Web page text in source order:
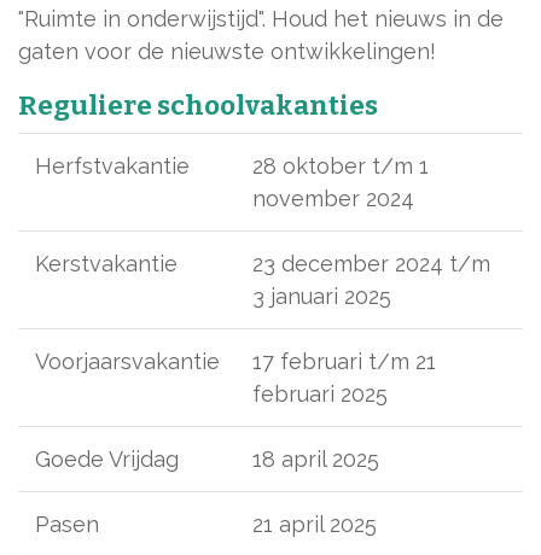
"Ruimte in onderwijstijd". Houd het nieuws in de
gaten voor de nieuwste ontwikkelingen!
Reguliere schoolvakanties
Herfstvakantie
28 oktober t/m 1
november 2024
Kerstvakantie
23 december 2024 t/m
3 januari 2025
Voorjaarsvakantie
17 februari t/m 21
februari 2025
Goede Vrijdag 18 april 2025
Pasen 21 april 2025